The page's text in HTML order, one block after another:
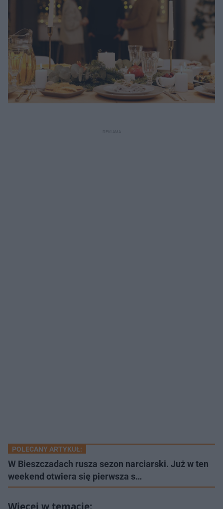
POLECANY ARTYKUŁ:
W Bieszczadach rusza sezon narciarski. Już w ten
weekend otwiera się pierwsza s…